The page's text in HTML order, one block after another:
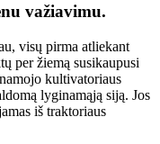
važiavimu.
visų pirma atliekant
per žiemą susikaupusi
kultivatoriaus
lyginamąją siją. Jos
iš traktoriaus